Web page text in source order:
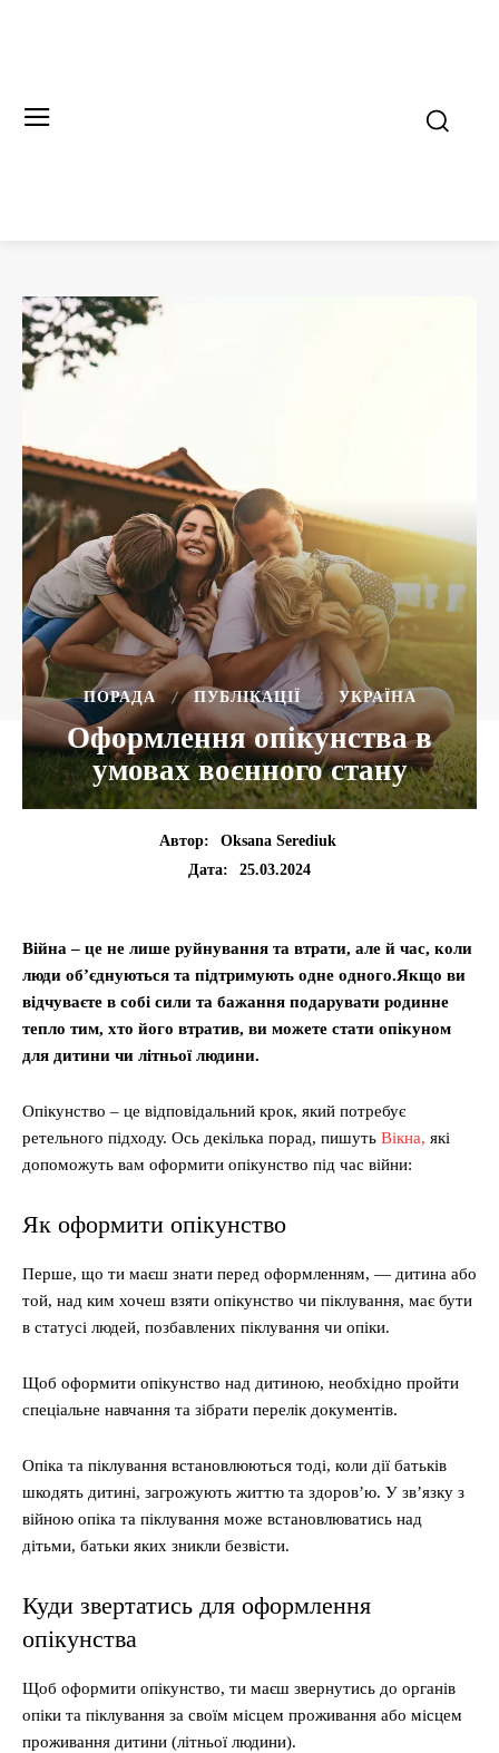
ПОРАДА ПУБЛІКАЦІЇ УКРАЇНА
Оформлення опікунства в
умовах воєнного стану
Автор:
Oksana Serediuk
Дата:
25.03.2024
Війна – це не лише руйнування та втрати, але й час, коли
люди об’єднуються та підтримують одне одного.Якщо ви
відчуваєте в собі сили та бажання подарувати родинне
тепло тим, хто його втратив, ви можете стати опікуном
для дитини чи літньої людини.
Опікунство – це відповідальний крок, який потребує
ретельного підходу. Ось декілька порад, пишуть Вікна, які
допоможуть вам оформити опікунство під час війни:
Як оформити опікунство
Перше, що ти маєш знати перед оформленням, — дитина або
той, над ким хочеш взяти опікунство чи піклування, має бути
в статусі людей, позбавлених піклування чи опіки.
Щоб оформити опікунство над дитиною, необхідно пройти
спеціальне навчання та зібрати перелік документів.
Опіка та піклування встановлюються тоді, коли дії батьків
шкодять дитині, загрожують життю та здоров’ю. У зв’язку з
війною опіка та піклування може встановлюватись над
дітьми, батьки яких зникли безвісти.
Куди звертатись для оформлення
опікунства
Щоб оформити опікунство, ти маєш звернутись до органів
опіки та піклування за своїм місцем проживання або місцем
проживання дитини (літньої людини).